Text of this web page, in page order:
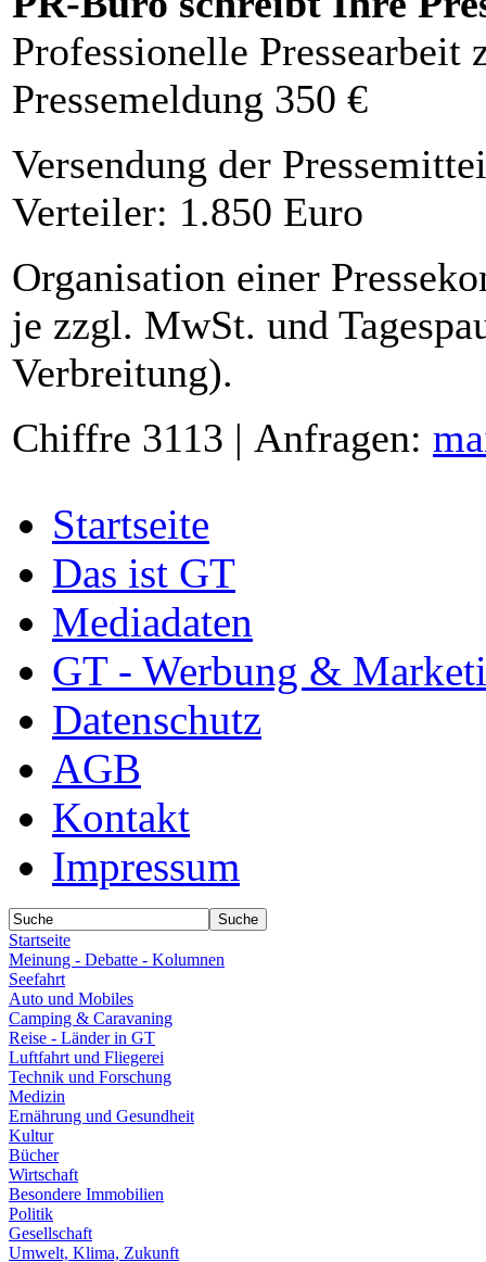
Professionelle Pressearbeit
Pressemeldung 350 €
Versendung der
Verteiler: 1.850 Euro
Organisation einer
je zzgl. MwSt. und
Verbreitung).
Chiffre 3113 | Anfragen:
Startseite
Das ist GT
Mediadaten
GT - Werbung &
Datenschutz
AGB
Kontakt
Impressum
Startseite
Meinung - Debatte - Kolumnen
Seefahrt
Auto und Mobiles
Camping & Caravaning
Reise - Länder in GT
Luftfahrt und Fliegerei
Technik und Forschung
Medizin
Ernährung und Gesundheit
Kultur
Bücher
Wirtschaft
Besondere Immobilien
Politik
Gesellschaft
Umwelt, Klima, Zukunft